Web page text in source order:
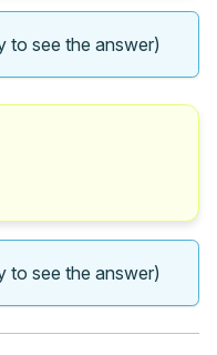
to see the answer)
to see the answer)